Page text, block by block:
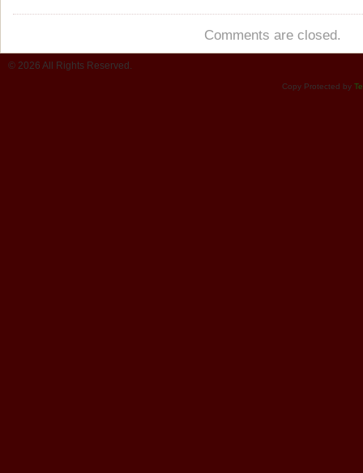
Comments are closed.
© 2026 All Rights Reserved.
Copy Protected by